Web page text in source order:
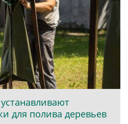
для полива деревьев